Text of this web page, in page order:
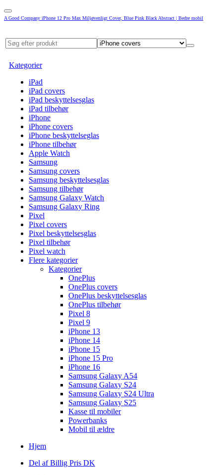
A Good Company iPhone 12 Pro Max Miljøvenligt Cover, Blue Pink Black Abstract | Bedre mobil
Kategorier
iPad
iPad covers
iPad beskyttelsesglas
iPad tilbehør
iPhone
iPhone covers
iPhone beskyttelseglas
iPhone tilbehør
Apple Watch
Samsung
Samsung covers
Samsung beskyttelsesglas
Samsung tilbehør
Samsung Galaxy Watch
Samsung Galaxy Ring
Pixel
Pixel covers
Pixel beskyttelsesglas
Pixel tilbehør
Pixel watch
Flere kategorier
Kategorier
OnePlus
OnePlus covers
OnePlus beskyttelsesglas
OnePlus tilbehør
Pixel 8
Pixel 9
iPhone 13
iPhone 14
iPhone 15
iPhone 15 Pro
iPhone 16
Samsung Galaxy A54
Samsung Galaxy S24
Samsung Galaxy S24 Ultra
Samsung Galaxy S25
Kasse til mobiler
Powerbanks
Mobil til ældre
Hjem
Del af Billig Pris DK